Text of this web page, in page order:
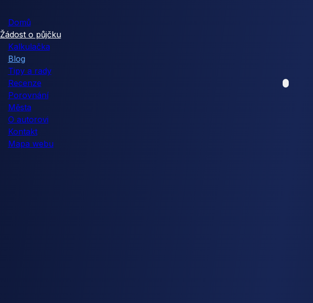
Domů
Žádost o půjčku
Kalkulačka
Blog
Tipy a rady
Recenze
Porovnání
Města
O autorovi
Kontakt
Mapa webu